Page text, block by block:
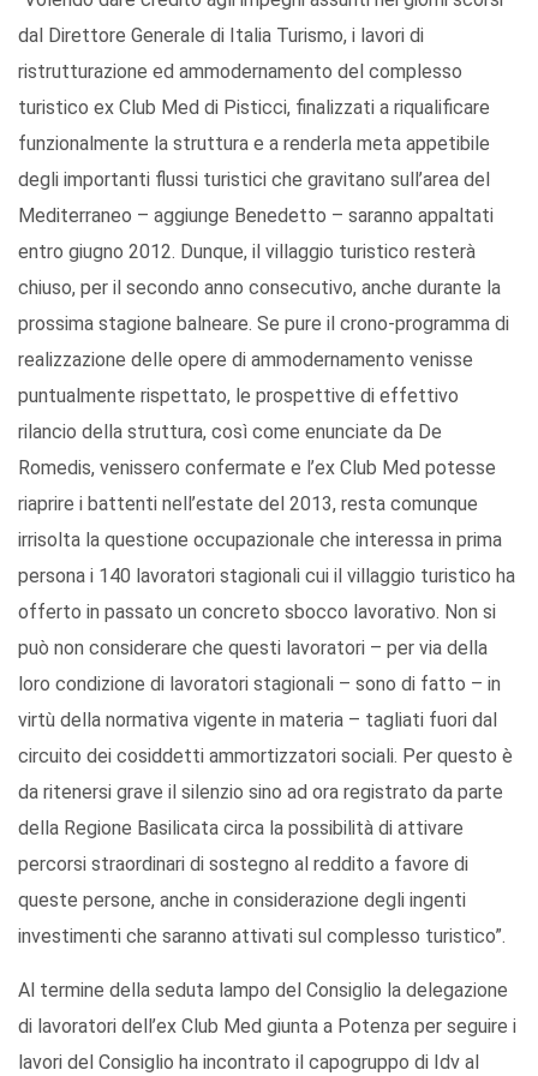
dal Direttore Generale di Italia Turismo, i lavori di
ristrutturazione ed ammodernamento del complesso
turistico ex Club Med di Pisticci, finalizzati a riqualificare
funzionalmente la struttura e a renderla meta appetibile
degli importanti flussi turistici che gravitano sull’area del
Mediterraneo – aggiunge Benedetto – saranno appaltati
entro giugno 2012. Dunque, il villaggio turistico resterà
chiuso, per il secondo anno consecutivo, anche durante la
prossima stagione balneare. Se pure il crono-programma di
realizzazione delle opere di ammodernamento venisse
puntualmente rispettato, le prospettive di effettivo
rilancio della struttura, così come enunciate da De
Romedis, venissero confermate e l’ex Club Med potesse
riaprire i battenti nell’estate del 2013, resta comunque
irrisolta la questione occupazionale che interessa in prima
persona i 140 lavoratori stagionali cui il villaggio turistico ha
offerto in passato un concreto sbocco lavorativo. Non si
può non considerare che questi lavoratori – per via della
loro condizione di lavoratori stagionali – sono di fatto – in
virtù della normativa vigente in materia – tagliati fuori dal
circuito dei cosiddetti ammortizzatori sociali. Per questo è
da ritenersi grave il silenzio sino ad ora registrato da parte
della Regione Basilicata circa la possibilità di attivare
percorsi straordinari di sostegno al reddito a favore di
queste persone, anche in considerazione degli ingenti
investimenti che saranno attivati sul complesso turistico”.
Al termine della seduta lampo del Consiglio la delegazione
di lavoratori dell’ex Club Med giunta a Potenza per seguire i
lavori del Consiglio ha incontrato il capogruppo di Idv al